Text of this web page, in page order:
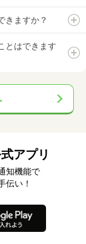
きますか？
とはできます
アプリ
知機能で
伝い！